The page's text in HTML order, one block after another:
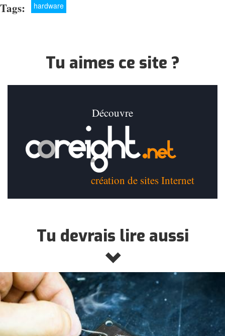
Tags: hardware
Tu aimes ce site ?
Découvre
création de sites Internet
Tu devrais lire aussi